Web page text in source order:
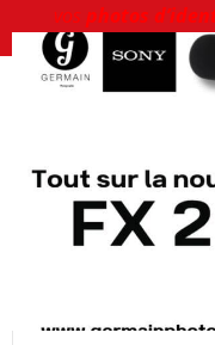
vos photos